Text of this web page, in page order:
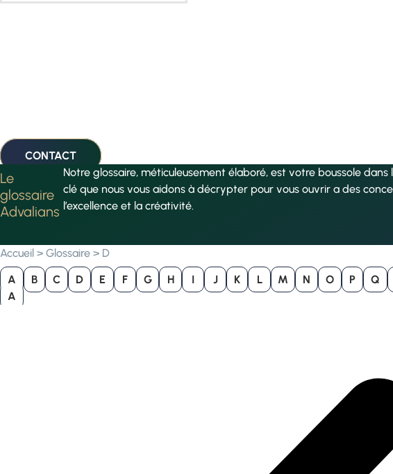
CONTACT
Le
glossaire
Advalians
Notre glossaire, méticuleusement élaboré, est votre boussole
clé que nous vous aidons à décrypter pour vous ouvrir a des
l’excellence et la créativité.
Accueil > Glossaire > D
A B C D E F G H I J K L M N O P Q
A